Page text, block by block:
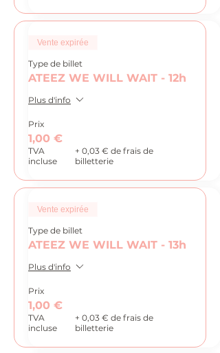
Vente expirée
Type de billet
ATEEZ WE WILL WAIT - 12h
Plus d'info
Prix
1,00 €
TVA
incluse
+ 0,03 € de frais de
billetterie
Vente expirée
Type de billet
ATEEZ WE WILL WAIT - 13h
Plus d'info
Prix
1,00 €
TVA
incluse
+ 0,03 € de frais de
billetterie